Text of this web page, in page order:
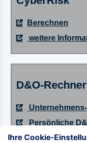
Berechnen
weitere
D&O-Rechner
Persönliche
Vereins-D&O